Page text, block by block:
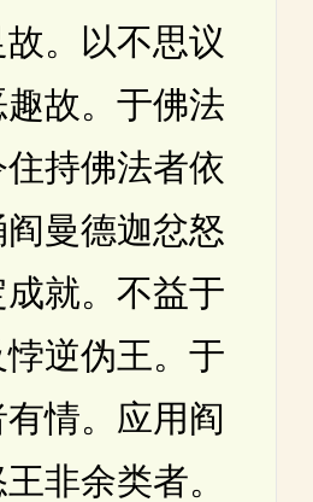
。以不思议
故。于佛法
持佛法者依
曼德迦忿怒
就。不益于
逆伪王。于
情。应用阎
非余类者。